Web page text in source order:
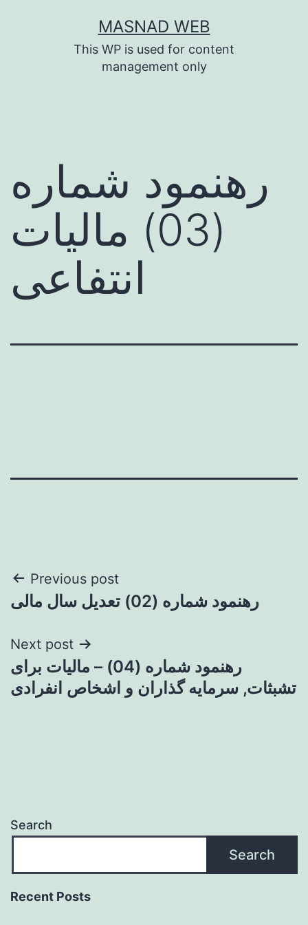
MASNAD WEB
This WP is used for content
management only
رهنمود شماره
(03) مالیات
انتفاعی
Post
navigation
Previous post
رهنمود شماره (02) تعدیل سال مالی
Next post
رهنمود شماره (04) – مالیات برای
تشبثات, سرمایه گذاران و اشخاص انفرادی
Search
Search
Recent Posts